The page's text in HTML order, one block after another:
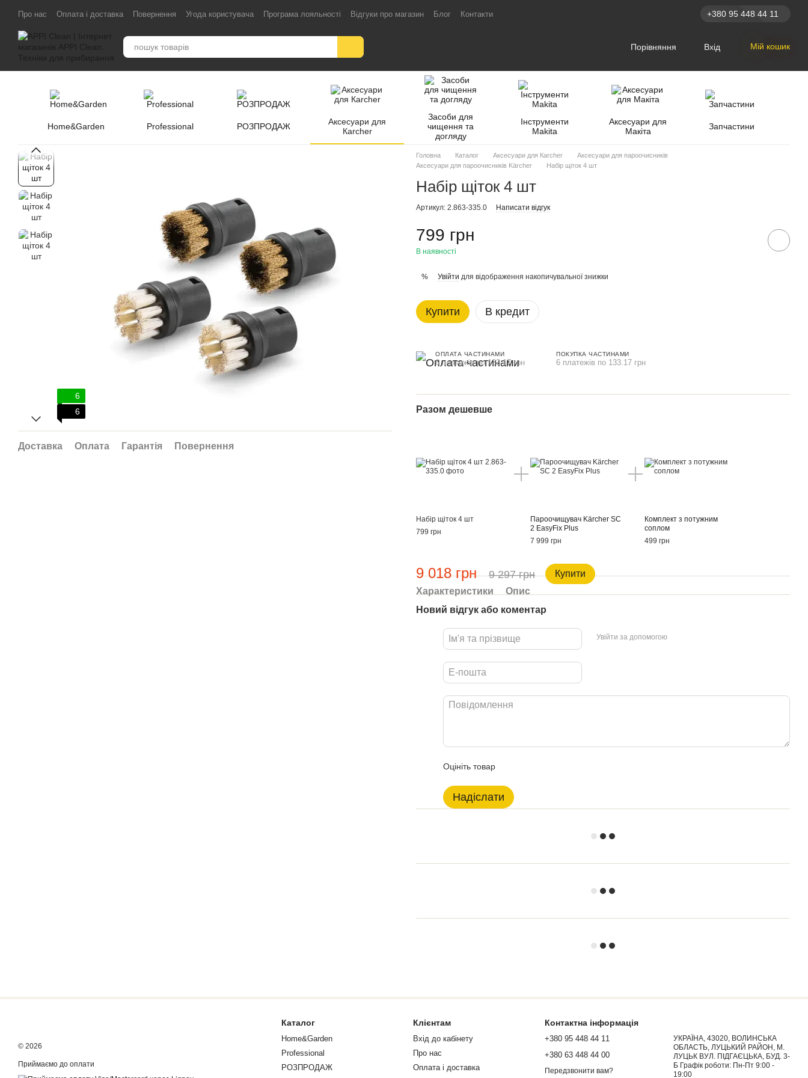
Перейти до основного контенту
Про нас Оплата і доставка Повернення Угода користувача Програма лояльності Відгуки про магазин Блог Контакти +380 95 448 44 11
Порівняння Вхід Мій кошик
Home&Garden Professional РОЗПРОДАЖ
Аксесуари для
Кarcher
Засоби для
чищення та
догляду
Інструменти
Makita
Аксесуари для
Макіта
Запчастини
6
6
Доставка Оплата Гарантія Повернення
Головна Каталог Аксесуари для Кarcher
Аксесуари для пароочисників
Аксесуари для пароочисників Kärcher
Набір щіток 4 шт
Набір щіток 4 шт
Артикул: 2.863-335.0 Написати відгук
799 грн
В наявності
% Увійти для відображення накопичувальної знижки
Купити В кредит
ОПЛАТА ЧАСТИНАМИ
6 платежів по 133.17 грн
ПОКУПКА ЧАСТИНАМИ
6 платежів по 133.17 грн
Разом дешевше
Набір щіток 4 шт
799 грн
Пароочищувач Kärcher SC
2 EasyFix Plus
7 999 грн
Комплект з потужним
соплом
499 грн
9 018 грн 9 297 грн
Купити
Характеристики
Опис
Новий відгук або коментар
Увійти за допомогою
Оцініть товар
Надіслати
© 2026
Приймаємо до оплати
Каталог
Home&Garden
Professional
РОЗПРОДАЖ
Клієнтам
Вхід до кабінету
Про нас
Оплата і доставка
Контактна інформація
+380 95 448 44 11
+380 63 448 44 00
Передзвонити вам?
УКРАЇНА, 43020, ВОЛИНСЬКА
ОБЛАСТЬ, ЛУЦЬКИЙ РАЙОН, М.
ЛУЦЬК ВУЛ. ПІДГАЄЦЬКА, БУД. 3-
Б Графік роботи: Пн-Пт 9:00 -
19:00